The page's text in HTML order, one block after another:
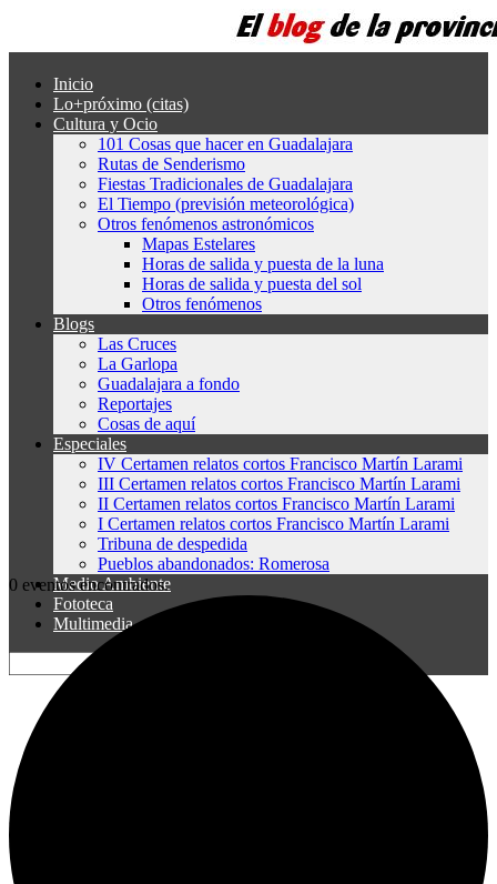
Inicio
Lo+próximo (citas)
Cultura y Ocio
101 Cosas que hacer en Guadalajara
Rutas de Senderismo
Fiestas Tradicionales de Guadalajara
El Tiempo (previsión meteorológica)
Otros fenómenos astronómicos
Mapas Estelares
Horas de salida y puesta de la luna
Horas de salida y puesta del sol
Otros fenómenos
Blogs
Las Cruces
La Garlopa
Guadalajara a fondo
Reportajes
Cosas de aquí
Especiales
IV Certamen relatos cortos Francisco Martín Larami
III Certamen relatos cortos Francisco Martín Larami
II Certamen relatos cortos Francisco Martín Larami
I Certamen relatos cortos Francisco Martín Larami
Tribuna de despedida
Pueblos abandonados: Romerosa
Medio Ambiente
Fototeca
Multimedia
0 eventos encontrados.